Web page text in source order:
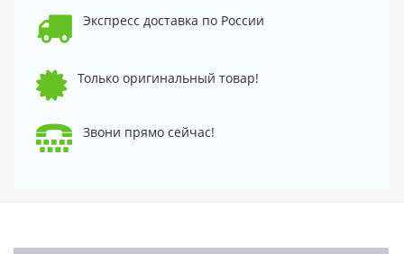
Экспресс доставка по России
Только оригинальный товар!
Звони прямо сейчас!